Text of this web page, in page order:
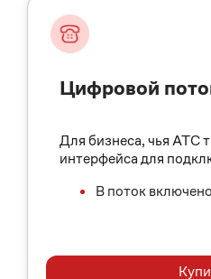
Цифровой
Для бизнеса, чья АТС
интерфейса для
В поток